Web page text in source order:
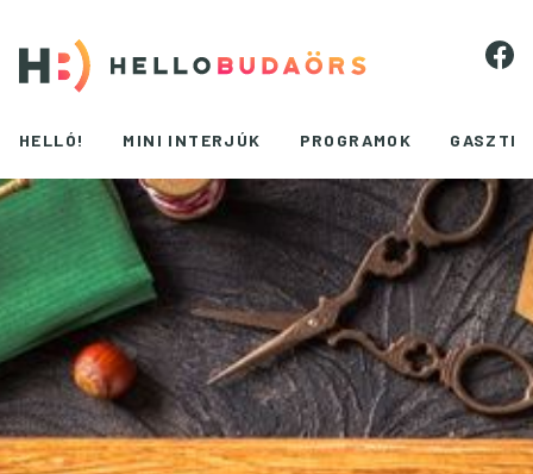
HELLÓ! MINI INTERJÚK PROGRAMOK